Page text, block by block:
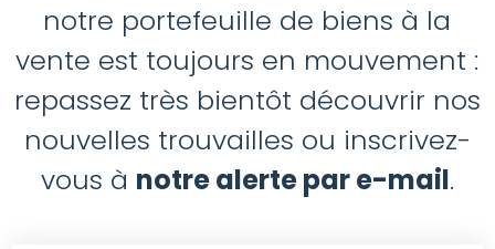
notre portefeuille de biens à la
vente est toujours en mouvement :
repassez très bientôt découvrir nos
nouvelles trouvailles ou inscrivez-
vous à notre alerte par e-mail.